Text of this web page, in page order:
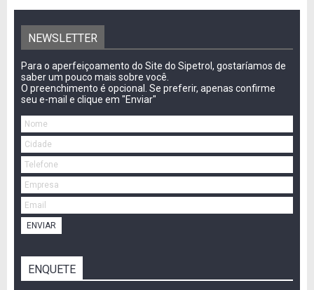
NEWSLETTER
Para o aperfeiçoamento do Site do Sipetrol, gostaríamos de
saber um pouco mais sobre você.
O preenchimento é opcional. Se preferir, apenas confirme
seu e-mail e clique em "Enviar"
ENVIAR
ENQUETE